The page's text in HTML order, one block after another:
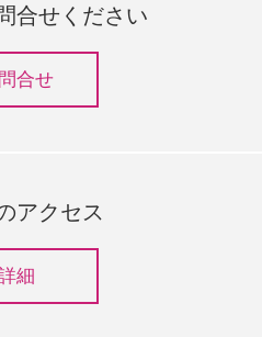
合せください
合せ
アクセス
細